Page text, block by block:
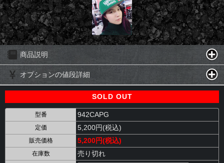
商品説明
オプションの値段詳細
SOLD OUT
型番 942CAPG
定価 5,200円(税込)
販売価格 5,200円(税込)
在庫数 売り切れ